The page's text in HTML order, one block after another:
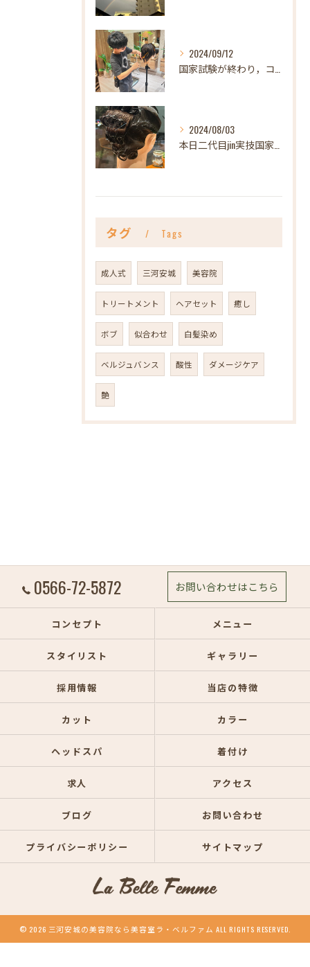
2024/09/12
2024/08/03
タグ Tags
成人式 三河安城 美容院
トリートメント ヘアセット 癒し
ボブ 似合わせ 白髪染め
ベルジュバンス 酸性 ダメージケア
艶
0566-72-5872 お問い合わせはこちら
コンセプト メニュー
スタイリスト ギャラリー
採用情報 当店の特徴
カット カラー
ヘッドスパ 着付け
求人 アクセス
ブログ お問い合わせ
プライバシーポリシー サイトマップ
© 2026 三河安城の美容院なら美容室ラ・ベルファム ALL RIGHTS RESERVED.